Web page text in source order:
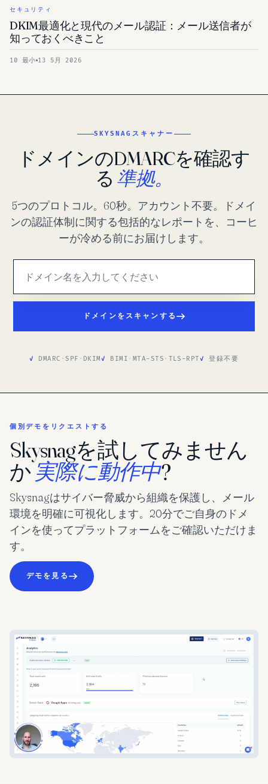
セキュリティ
DKIM最適化と現代のメール認証：メール送信者が
知っておくべきこと
10 最小 13 5月 2026
SKYSNAGスキャナー
ドメインのDMARCを確認す
る 準拠。
5つのプロトコル。60秒。アカウント不要。ドメイ
ンの認証体制に関する包括的なレポートを、コーヒ
ーが冷める前にお届けします。
ドメインをスキャンする
DMARC · SPF · DKIM BIMI · MTA-STS · TLS-RPT 登録不要
個別デモをリクエストする
Skysnagを試してみません
か実際に動作中?
Skysnagはサイバー脅威から組織を保護し、メール
環境を明確に可視化します。20分でご自身のドメ
インを使ってプラットフォームをご確認いただけま
す。
デモを見る